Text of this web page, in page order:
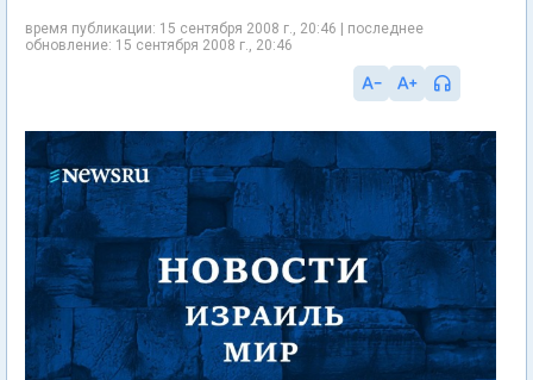
время публикации: 15 сентября 2008 г., 20:46 | последнее
обновление: 15 сентября 2008 г., 20:46